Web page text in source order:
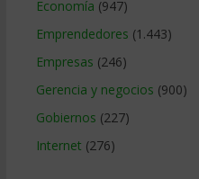
Economía (947)
Emprendedores (1.443)
Empresas (246)
Gerencia y negocios (900)
Gobiernos (227)
Internet (276)